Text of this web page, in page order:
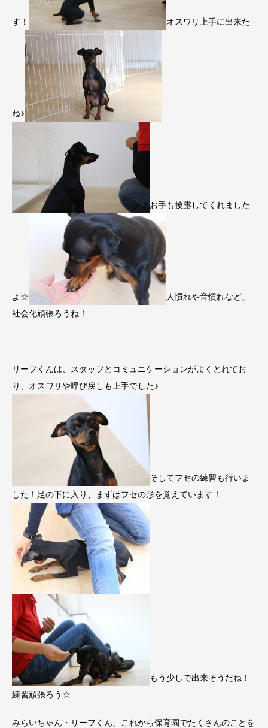
す！ オスワリ上手に出来た
ね♪
お手も披露してくれました
よ☆
人慣れや音慣れなど、
社会化頑張ろうね！
リーフくんは、スタッフとコミュニケーションがよくとれてお
り、オスワリや呼び戻しも上手でした♪
そしてフセの練習も行いま
した！足の下に入り、まずはフセの形を覚えています！
もう少しで出来そうだね！
練習頑張ろう☆
みらいちゃん・リーフくん、これから保育園でたくさんのことを